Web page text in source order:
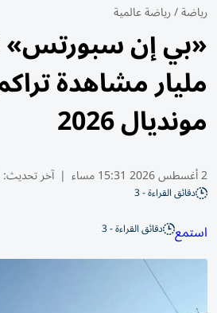
رياضة/رياضة عالمية
مليار مشاهدة
مونديال 2026
2 أغسطس 2026 15:31 مساء | آخر تحديث:
دقائق القراءة - 3
استمع دقائق القراءة - 3